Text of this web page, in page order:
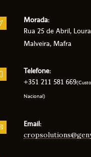
Morada:
Rua 25 de Abril,
Malveira, Mafra
Telefone:
+351 211 581 669
Nacional)
Email: